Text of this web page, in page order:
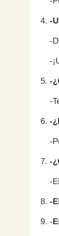
-
-
-
-
-
-
-
-
-
-
-